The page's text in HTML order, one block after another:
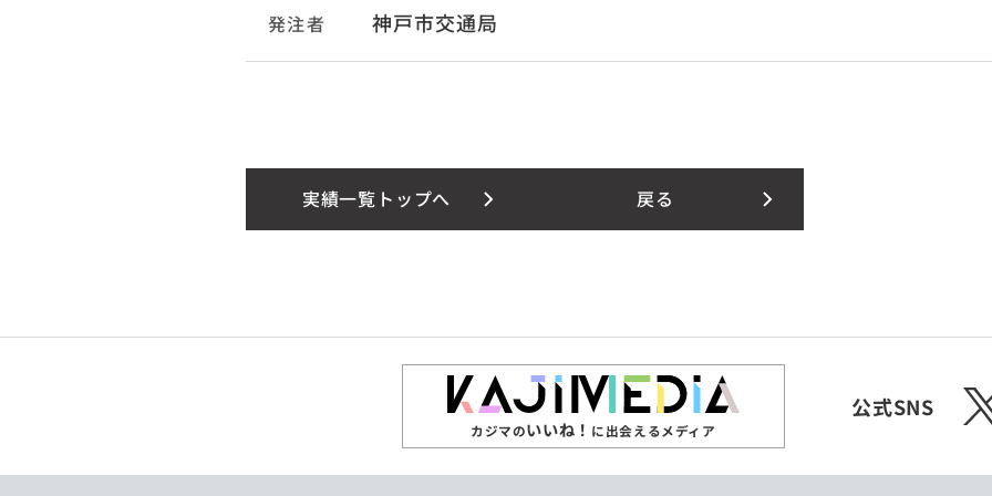
発注者 神戸市交通局
実績一覧トップへ 戻る
カジマのいいね！ に出会えるメディア
公式SNS X